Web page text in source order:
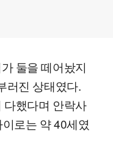
둘을 떼어놨지
러진 상태였다.
다했다며 안락사
로는 약 40세였